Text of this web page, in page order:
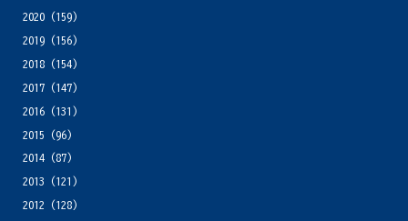
2020(159)
2019(156)
2018(154)
2017(147)
2016(131)
2015 (96)
2014(87)
2013 (121)
2012 (128)